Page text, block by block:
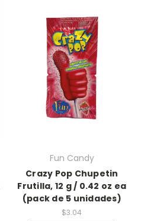
Fun Candy
Crazy Pop Chupetin
Frutilla, 12 g / 0.42 oz ea
(pack de 5 unidades)
$3.04